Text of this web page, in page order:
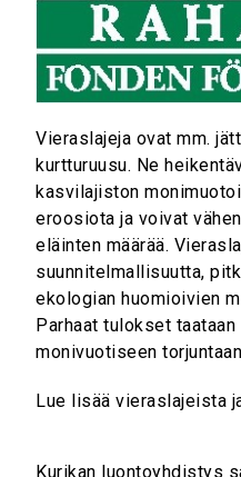
Vieraslajeja ovat mm.
kurtturuusu. Ne
kasvilajiston
eroosiota ja voivat
eläinten määrää.
suunnitelmallisuutta,
ekologian huomioivien
Parhaat tulokset
monivuotiseen
Lue lisää vieraslajeista
Kurikan luontoyhdistys